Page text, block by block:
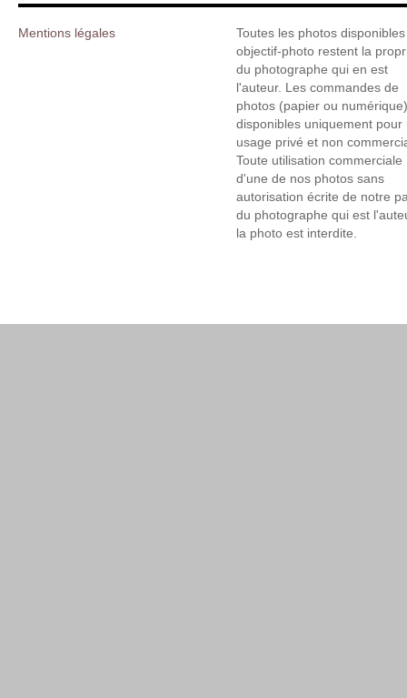
Mentions légales
Toutes les photos
objectif-photo restent la
du photographe qui en est
l'auteur. Les commandes de
photos (papier ou
disponibles uniquement pour
usage privé et non
Toute utilisation commerciale
d'une de nos photos sans
autorisation écrite de notre
du photographe qui est
la photo est interdite.